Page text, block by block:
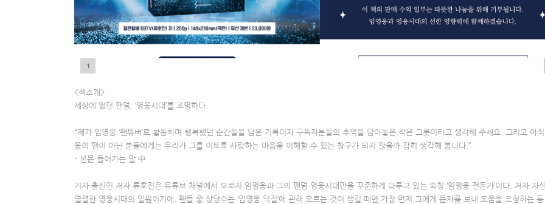
1579
<책소개>
세상에 없던 팬덤, ‘영웅시대’를 조명하다.
“제가 임영웅 ‘팬튜버’로 활동하며 행복했던 순간들을 담은 기록이자 구독자분들의 추억을 담아놓은 작은 그릇이라고 생각해 주세요. 그리고 아
웅의 팬이 아닌 분들에게는 우리가 그를 이토록 사랑하는 마음을 이해할 수 있는 창구가 되지 않을까 감히 생각해 봅니다.”
- 본문 들어가는 말 中
기자 출신인 저자 류호진은 유튜브 채널에서 오로지 임영웅과 그의 팬덤 영웅시대만을 꾸준하게 다루고 있는 속칭 ‘임영웅 전문가’이다. 저자 자
열렬한 영웅시대의 일원이기에, 팬들 중 상당수는 ‘임영웅 덕질’에 관해 모르는 것이 생길 때면 가장 먼저 그에게 문자를 보내 도움을 요청하는